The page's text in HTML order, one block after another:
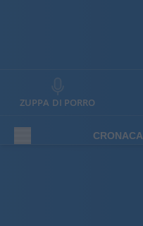
ZUPPA DI PORRO
CRONACA